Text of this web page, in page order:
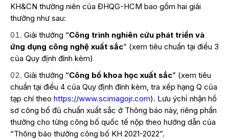
KH&CN thường niên của ĐHQG-HCM bao gồm hai giải
thưởng như sau:
Giải thưởng “Công trình nghiên cứu phát triển và
ứng dụng công nghệ xuất sắc” (xem tiêu chuẩn tại điều 3
của Quy định đính kèm)
Giải thưởng “Công bố khoa học xuất sắc” (xem tiêu
chuẩn tại điều 4 của Quy định đính kèm, tra xếp hạng Q của
tạp chí theo https://www.scimagojr.com). Lưu ýchỉ nhận hồ
sơ công bố đủ chuẩn xuất sắc ở Thông báo này, riêng phần
thưởng cho từng công bố quốc tế nộp theo hướng dẫn của
“Thông báo thưởng công bố KH 2021-2022”.